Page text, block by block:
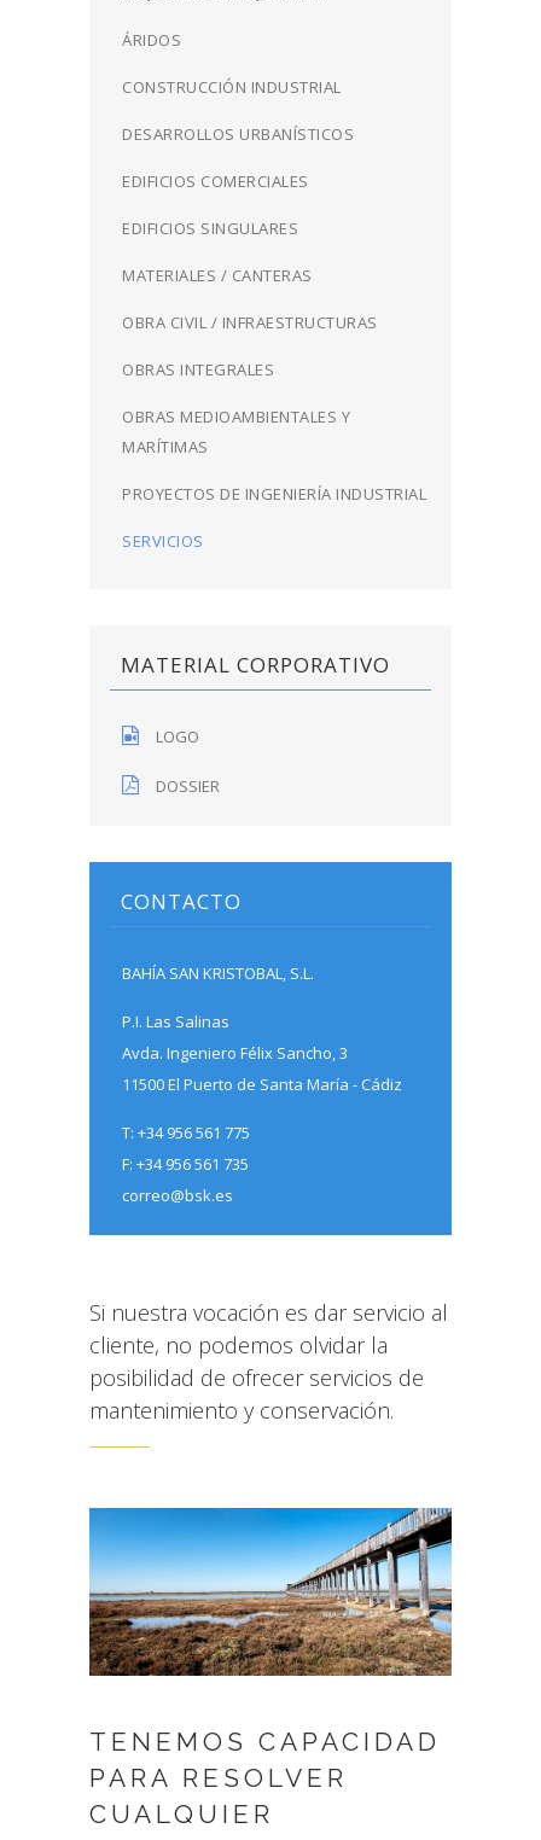
ÁRIDOS
CONSTRUCCIÓN INDUSTRIAL
DESARROLLOS URBANÍSTICOS
EDIFICIOS COMERCIALES
EDIFICIOS SINGULARES
MATERIALES / CANTERAS
OBRA CIVIL / INFRAESTRUCTURAS
OBRAS INTEGRALES
OBRAS MEDIOAMBIENTALES Y
MARÍTIMAS
PROYECTOS DE INGENIERÍA INDUSTRIAL
SERVICIOS
MATERIAL CORPORATIVO
LOGO
DOSSIER
CONTACTO
BAHÍA SAN KRISTOBAL, S.L.
P.I. Las Salinas
Avda. Ingeniero Félix Sancho, 3
11500 El Puerto de Santa María - Cádiz
T: +34 956 561 775
F: +34 956 561 735
correo@bsk.es
Si nuestra vocación es dar servicio al
cliente, no podemos olvidar la
posibilidad de ofrecer servicios de
mantenimiento y conservación.
TENEMOS CAPACIDAD
PARA RESOLVER
CUALQUIER